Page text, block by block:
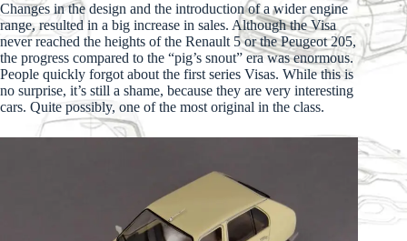
Changes in the design and the introduction of a wider engine
range, resulted in a big increase in sales. Although the Visa
never reached the heights of the Renault 5 or the Peugeot 205,
the progress compared to the “pig’s snout” era was enormous.
People quickly forgot about the first series Visas. While this is
no surprise, it’s still a shame, because they are very interesting
cars. Quite possibly, one of the most original in the class.